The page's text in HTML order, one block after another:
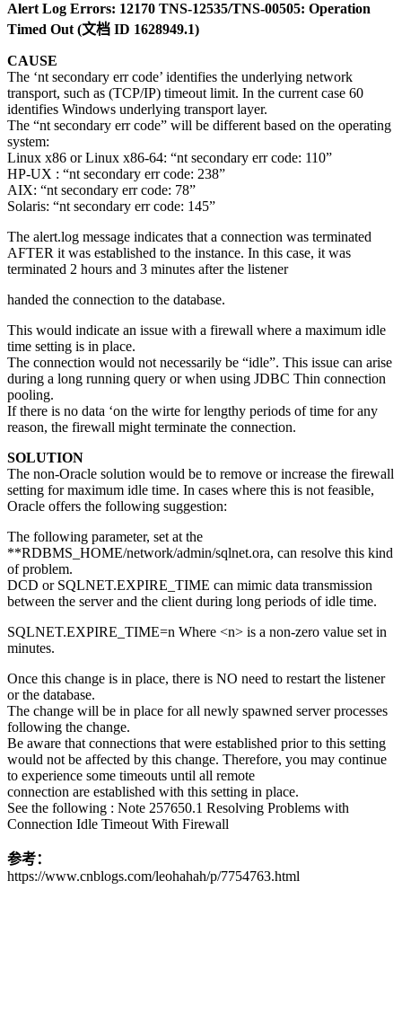
Alert Log Errors: 12170 TNS-12535/TNS-00505: Operation
Timed Out (文档 ID 1628949.1)
CAUSE
The ‘nt secondary err code’ identifies the underlying network
transport, such as (TCP/IP) timeout limit. In the current case 60
identifies Windows underlying transport layer.
The “nt secondary err code” will be different based on the operating
system:
Linux x86 or Linux x86-64: “nt secondary err code: 110”
HP-UX : “nt secondary err code: 238”
AIX: “nt secondary err code: 78”
Solaris: “nt secondary err code: 145”
The alert.log message indicates that a connection was terminated
AFTER it was established to the instance. In this case, it was
terminated 2 hours and 3 minutes after the listener
handed the connection to the database.
This would indicate an issue with a firewall where a maximum idle
time setting is in place.
The connection would not necessarily be “idle”. This issue can arise
during a long running query or when using JDBC Thin connection
pooling.
If there is no data ‘on the wirte for lengthy periods of time for any
reason, the firewall might terminate the connection.
SOLUTION
The non-Oracle solution would be to remove or increase the firewall
setting for maximum idle time. In cases where this is not feasible,
Oracle offers the following suggestion:
The following parameter, set at the
**RDBMS_HOME/network/admin/sqlnet.ora, can resolve this kind
of problem.
DCD or SQLNET.EXPIRE_TIME can mimic data transmission
between the server and the client during long periods of idle time.
SQLNET.EXPIRE_TIME=n Where <n> is a non-zero value set in
minutes.
Once this change is in place, there is NO need to restart the listener
or the database.
The change will be in place for all newly spawned server processes
following the change.
Be aware that connections that were established prior to this setting
would not be affected by this change. Therefore, you may continue
to experience some timeouts until all remote
connection are established with this setting in place.
See the following : Note 257650.1 Resolving Problems with
Connection Idle Timeout With Firewall
参考：
https://www.cnblogs.com/leohahah/p/7754763.html